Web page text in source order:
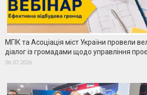
МГІК та Асоціація міст України провели
діалог із громадами щодо управління
06.07.2026